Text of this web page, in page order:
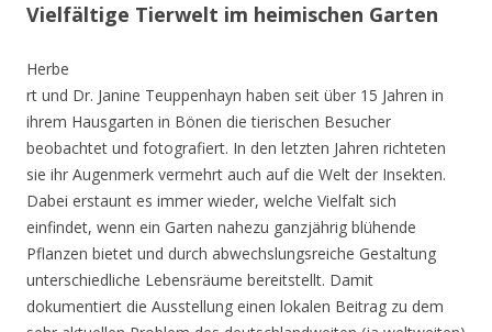
Vielfältige Tierwelt im heimischen Garten
Herbe
rt und Dr. Janine Teuppenhayn haben seit über 15 Jahren in
ihrem Hausgarten in Bönen die tierischen Besucher
beobachtet und fotografiert. In den letzten Jahren richteten
sie ihr Augenmerk vermehrt auch auf die Welt der Insekten.
Dabei erstaunt es immer wieder, welche Vielfalt sich
einfindet, wenn ein Garten nahezu ganzjährig blühende
Pflanzen bietet und durch abwechslungsreiche Gestaltung
unterschiedliche Lebensräume bereitstellt. Damit
dokumentiert die Ausstellung einen lokalen Beitrag zu dem